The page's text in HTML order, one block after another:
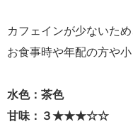
カフェインが少ないた
お食事時や年配の方や
水色：茶色
甘味：３★★★☆☆